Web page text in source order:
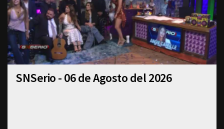
SNSerio - 06 de Agosto del 2026